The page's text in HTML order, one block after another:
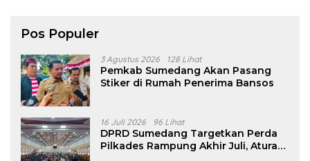
Pos Populer
3 Agustus 2026 128 Lihat
Pemkab Sumedang Akan Pasang
Stiker di Rumah Penerima Bansos
16 Juli 2026 96 Lihat
DPRD Sumedang Targetkan Perda
Pilkades Rampung Akhir Juli, Aturan